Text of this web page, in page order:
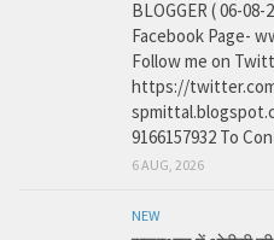
BLOGGER ( 06-
Facebook Page-
Follow me on
https://
9166157932 To
6 AUG, 2026
NEW